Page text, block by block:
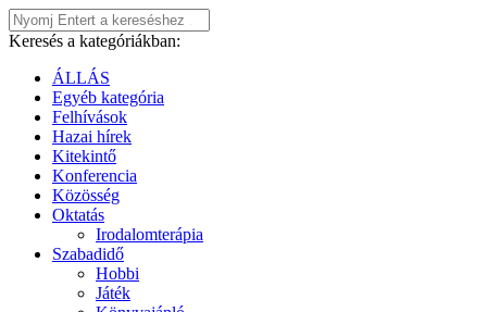
Keresés a kategóriákban:
ÁLLÁS
Egyéb kategória
Felhívások
Hazai hírek
Kitekintő
Konferencia
Közösség
Oktatás
Irodalomterápia
Szabadidő
Hobbi
Játék